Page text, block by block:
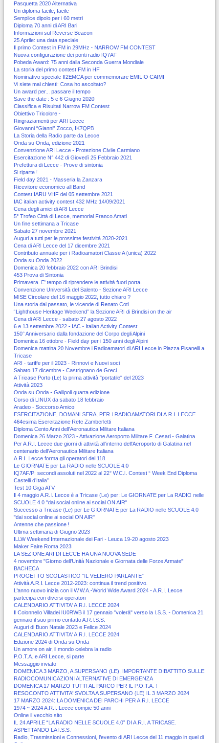
Pasquetta 2020 Alternativa
Un diploma facile, facile
Semplice dipolo per i 60 metri
Diploma 70 anni di ARI Bari
Informazioni sul Reverse Beacon
25 Aprile: una data speciale
Il primo Contest in FM in 29MHz - NARROW FM CONTEST
Nuova configurazione dei ponti radio IQ7AF
Pobeda Award: 75 anni dalla Seconda Guerra Mondiale
La storia del primo contest FM in HF
Nominativo speciale II2EMCA per commemorare EMILIO CAIMI
Vi siete mai chiesti: Cosa ho ascoltato?
Un award per... passare il tempo
Save the date : 5 e 6 Giugno 2020
Classifica e Risultati Narrow FM Contest
Obiettivo Tricolore -
Ringraziamenti per ARI Lecce
Giovanni “Gianni” Zocco, IK7QPB
La Storia della Radio parte da Lecce
Onda su Onda, edizione 2021
Convenzione ARI Lecce - Protezione Civile Carmiano
Esercitazione N° 442 di Giovedì 25 Febbraio 2021
Prefettura di Lecce - Prove di sintonia
Si riparte !
Field day 2021 - Masseria la Zanzara
Ricevitore economico all Band
Contest IARU VHF del 05 settembre 2021
IAC italian activity contest 432 MHz 14/09/2021
Cena degli amici di ARI Lecce
5° Trofeo Città di Lecce, memorial Franco Amati
Un fine settimana a Tricase
Sabato 27 novembre 2021
Auguri a tutti per le prossime festività 2020-2021
Cena di ARI Lecce del 17 dicembre 2021
Contributo annuale per i Radioamatori Classe A (unica) 2022
Onda su Onda 2022
Domenica 20 febbraio 2022 con ARI Brindisi
453 Prova di Sintonia
Primavera. E' tempo di riprendere le attività fuori porta.
Convenzione Università del Salento - Sezione ARI Lecce
MISE Circolare del 16 maggio 2022, tutto chiaro ?
Una storia dal passato, le vicende di Renato Coti
“Lighthouse Heritage Weekend” la Sezione ARI di Brindisi on the air
Cena di ARI Lecce - sabato 27 agosto 2022
6 e 13 settembre 2022 - IAC - Italian Activity Contest
150° Anniversario dalla fondazione del Corpo degli Alpini
Domenica 16 ottobre - Field day per i 150 anni degli Alpini
Domenica mattina 20 Novembre i Radioamatori di ARI Lecce in Piazza Pisanelli a
Tricase
ARI - tariffe per il 2023 - Rinnovi e Nuovi soci
Sabato 17 dicembre - Castrignano de Greci
A Tricase Porto (Le) la prima attività "portatile" del 2023
Attività 2023
Onda su Onda - Gallipoli quarta edizione
Corso di LINUX da sabato 18 febbraio
Aradeo - Soccorso Amico
ESERCITAZIONE, DOMANI SERA, PER I RADIOAMATORI DI A.R.I. LECCE
464esima Esercitazione Rete Zamberletti
Diploma Cento Anni dell'Aeronautica Militare Italiana
Domenica 26 Marzo 2023 - Attivazione Aeroporto Militare F. Cesari - Galatina
Per A.R.I. Lecce due giorni di attività all'interno dell'Aeroporto di Galatina nel
centenario dell'Aeronautica Militare Italiana
A.R.I. Lecce forma gli operatori del 118.
Le GIORNATE per La RADIO nelle SCUOLE 4.0
IQ7AF/P: secondi assoluti nel 2022 al 22° W.C.I. Contest “ Week End Diploma
Castelli d’Italia”
Test 10 Giga ATV
Il 4 maggio A.R.I. Lecce è a Tricase (Le) per: Le GIORNATE per La RADIO nelle
SCUOLE 4.0 "dai social online ai social ON AIR"
Successo a Tricase (Le) per Le GIORNATE per La RADIO nelle SCUOLE 4.0
"dai social online ai social ON AIR"
Antenne che passione !
Ultima settimana di Giugno 2023
ILLW Weekend Internazionale dei Fari - Leuca 19-20 agosto 2023
Maker Faire Roma 2023
LA SEZIONE ARI DI LECCE HA UNA NUOVA SEDE
4 novembre "Giorno dell'Unità Nazionale e Giornata delle Forze Armate"
BACHECA
PROGETTO SCOLASTICO “IL VELIERO PARLANTE”
Attività A.R.I. Lecce 2012-2023: continua il trend positivo.
L'anno nuovo inizia con il W.W.A.-World Wide Award 2024 - A.R.I. Lecce
partecipa con diversi operatori
CALENDARIO ATTIVITA' A.R.I. LECCE 2024
Il Colonnello Villadei IU0RWB il 17 gennaio "volerà" verso la I.S.S. - Domenica 21
gennaio il suo primo contatto A.R.I.S.S.
Auguri di Buon Natale 2023 e Felice 2024
CALENDARIO ATTIVITA' A.R.I. LECCE 2024
Edizione 2024 di Onda su Onda
Un amore on air, il mondo celebra la radio
P.O.T.A. e ARI Lecce, si parte
Messaggio inviato
DOMENICA 3 MARZO, A SUPERSANO (LE), IMPORTANTE DIBATTITO SULLE
RADIOCOMUNICAZIONI ALTERNATIVE DI EMERGENZA
DOMENICA 17 MARZO TUTTI AL PARCO PER IL P.O.T.A. !
RESOCONTO ATTIVITA' SVOLTA A SUPERSANO (LE) IL 3 MARZO 2024
17 MARZO 2024: LA DOMENICA DEI PARCHI PER A.R.I. LECCE
1974 ~ 2024 A.R.I. Lecce compie 50 anni
Online il vecchio sito
IL 24 APRILE “LA RADIO NELLE SCUOLE 4.0” DI A.R.I. A TRICASE.
ASPETTANDO LA I.S.S.
Radio, Trasmissioni e Connessioni, l’evento di ARI Lecce del 11 maggio in quel di